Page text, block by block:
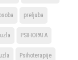
preljuba
PSIHOPATA
Psihoterapije